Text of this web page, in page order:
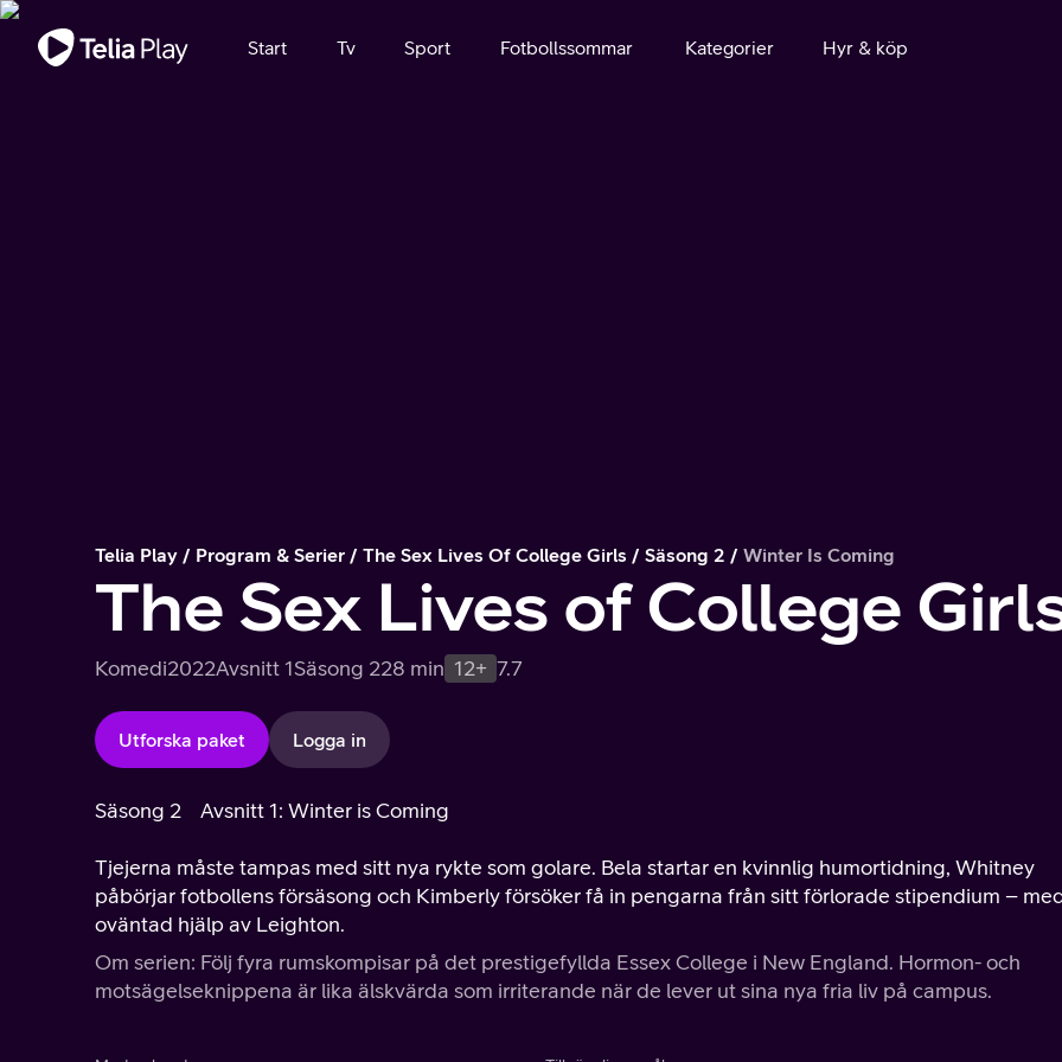
Viktigt meddelande
Start Tv Sport Fotbollssommar Kategorier Hyr & köp
Telia Play Program & Serier The Sex Lives Of College Girls Säsong 2 Winter Is Coming
The Sex Lives of College
Komedi2022Avsnitt 1Säsong 228 min 12+ 7.7
Utforska paket Logga in
Säsong 2 Avsnitt 1: Winter is Coming
Tjejerna måste tampas med sitt nya rykte som golare. Bela startar en kvinnlig humortidning, Whitney
påbörjar fotbollens försäsong och Kimberly försöker få in pengarna från sitt förlorade stipendium –
oväntad hjälp av Leighton.
Om serien: Följ fyra rumskompisar på det prestigefyllda Essex College i New England. Hormon- och
motsägelseknippena är lika älskvärda som irriterande när de lever ut sina nya fria liv på campus.